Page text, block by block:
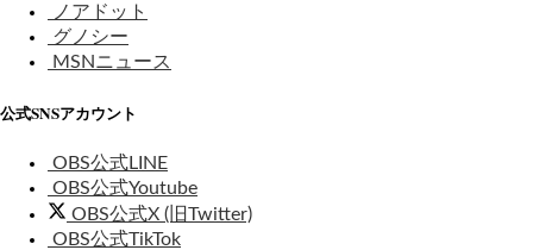
ノアドット
グノシー
MSNニュース
公式SNSアカウント
OBS公式LINE
OBS公式Youtube
OBS公式X (旧Twitter)
OBS公式TikTok